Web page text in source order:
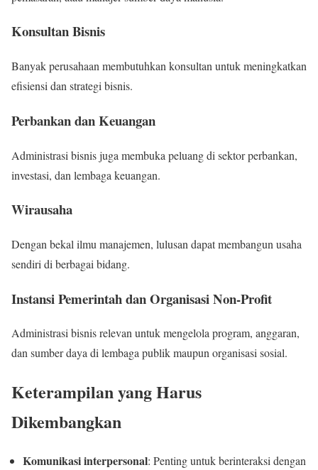
Konsultan Bisnis
Banyak perusahaan membutuhkan konsultan untuk meningkatkan
efisiensi dan strategi bisnis.
Perbankan dan Keuangan
Administrasi bisnis juga membuka peluang di sektor perbankan,
investasi, dan lembaga keuangan.
Wirausaha
Dengan bekal ilmu manajemen, lulusan dapat membangun usaha
sendiri di berbagai bidang.
Instansi Pemerintah dan Organisasi Non-Profit
Administrasi bisnis relevan untuk mengelola program, anggaran,
dan sumber daya di lembaga publik maupun organisasi sosial.
Keterampilan yang Harus
Dikembangkan
Komunikasi interpersonal: Penting untuk berinteraksi dengan